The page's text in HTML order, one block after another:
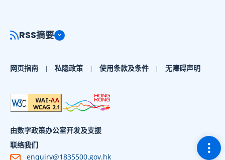
切
RSS摘要
网页指南 私隐政策 使用条款及条件 无障碍声明
由数字政策办公室开发及支援
联络我们
enquiry@1835500.gov.hk